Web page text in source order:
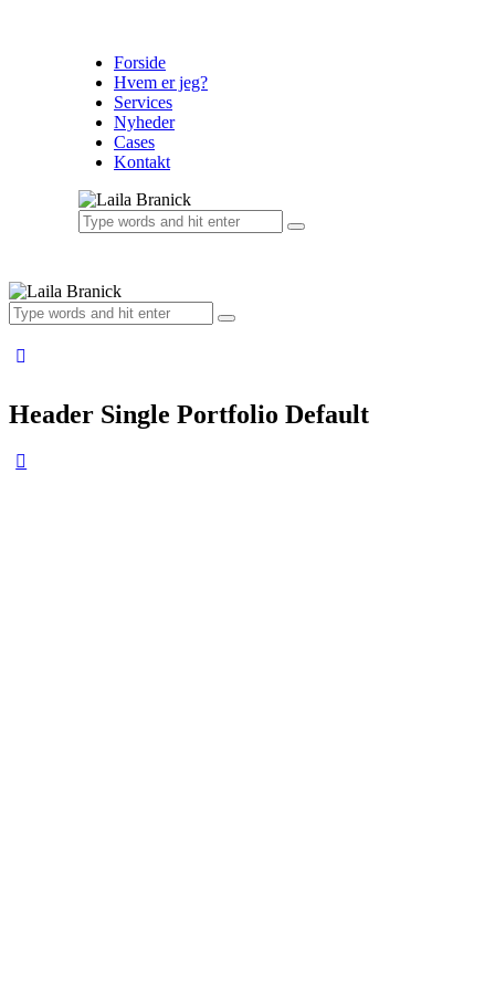
Forside
Hvem er jeg?
Services
Nyheder
Cases
Kontakt
Header Single Portfolio Default